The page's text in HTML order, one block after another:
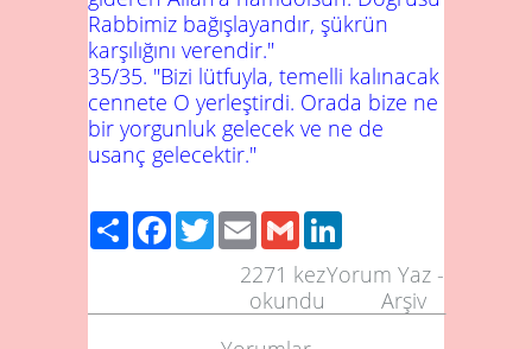
Rabbimiz bağışlayandır, şükrün
karşılığını verendir."
35/35. "Bizi lütfuyla, temelli kalınacak
cennete O yerleştirdi. Orada bize ne
bir yorgunluk gelecek ve ne de
usanç gelecektir."
ShareFacebook
TwitterEmailGmail
Yorum Yaz -
Arşiv
2271 kez
okundu